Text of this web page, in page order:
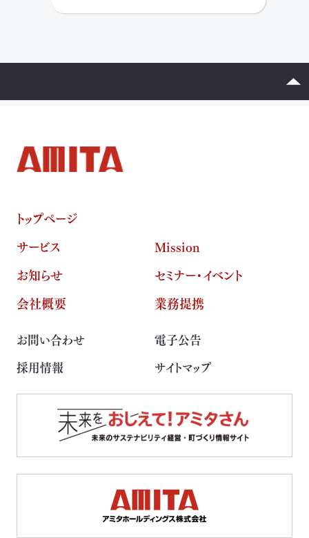
トップページ
サービス
Mission
お知らせ
セミナー・イベント
会社概要
業務提携
お問い合わせ
電子公告
採用情報
サイトマップ